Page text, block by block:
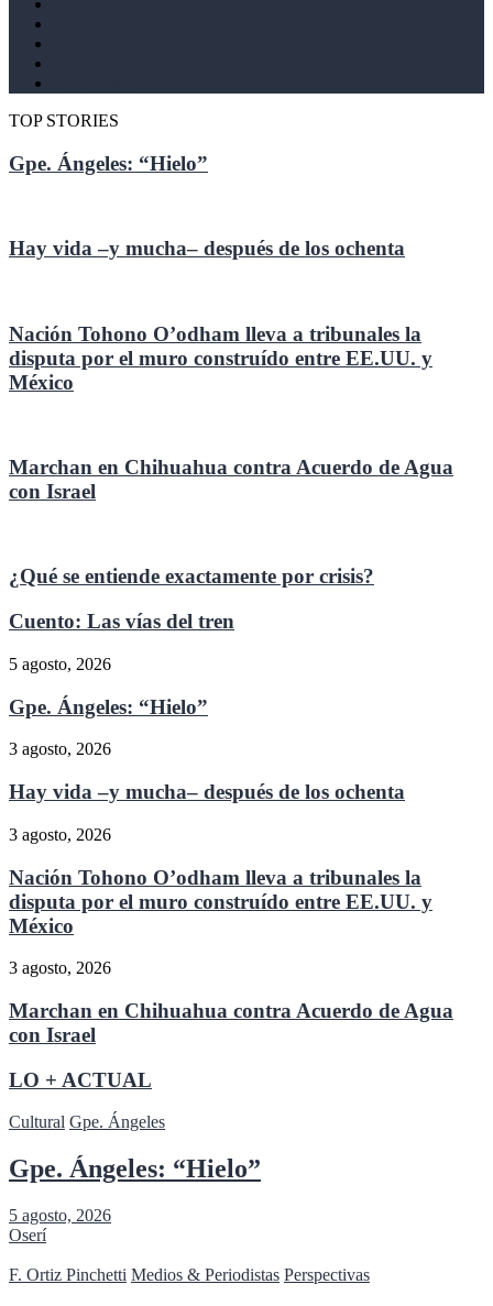
TOP STORIES
Gpe. Ángeles: “Hielo”
Hay vida –y mucha– después de los ochenta
Nación Tohono O’odham lleva a tribunales la
disputa por el muro construído entre EE.UU. y
México
Marchan en Chihuahua contra Acuerdo de Agua
con Israel
¿Qué se entiende exactamente por crisis?
Cuento: Las vías del tren
5 agosto, 2026
Gpe. Ángeles: “Hielo”
3 agosto, 2026
Hay vida –y mucha– después de los ochenta
3 agosto, 2026
Nación Tohono O’odham lleva a tribunales la
disputa por el muro construído entre EE.UU. y
México
3 agosto, 2026
Marchan en Chihuahua contra Acuerdo de Agua
con Israel
LO + ACTUAL
Cultural Gpe. Ángeles
Gpe. Ángeles: “Hielo”
5 agosto, 2026
Oserí
F. Ortiz Pinchetti Medios & Periodistas Perspectivas